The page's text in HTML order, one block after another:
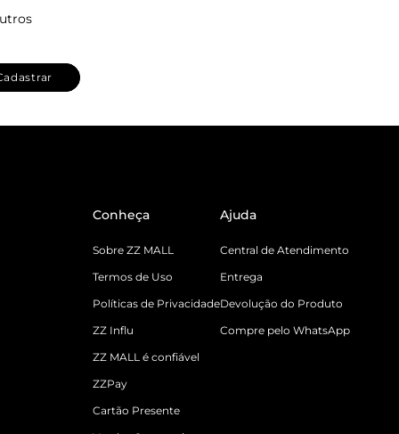
Conheça
Sobre ZZ MALL
Termos de Uso
Políticas de Privacidade
ZZ Influ
ZZ MALL é confiável
ZZPay
Cartão Presente
Ajuda
Central de Atendimento
Entrega
Devolução do Produto
Compre pelo WhatsApp